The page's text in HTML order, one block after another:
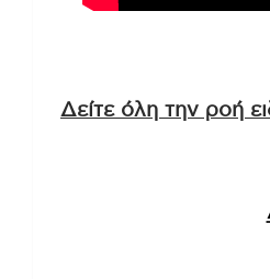
Δείτε όλη την ροή